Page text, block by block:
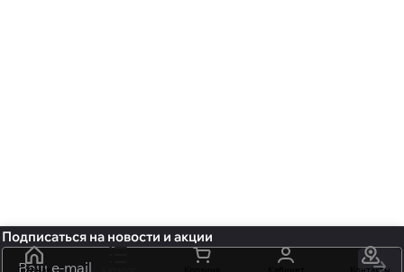
Подписаться на новости и акции
политикой